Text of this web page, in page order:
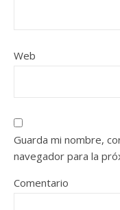
Web
Guarda mi nombre,
navegador para la
Comentario